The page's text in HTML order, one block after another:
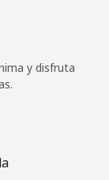
y disfruta